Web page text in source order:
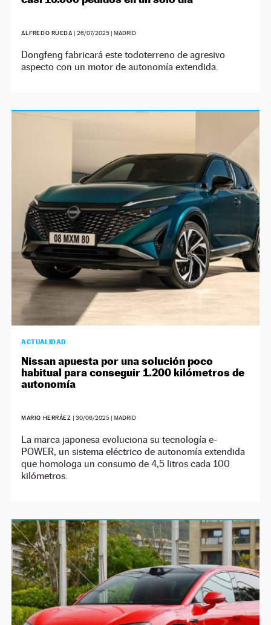
ALFREDO RUEDA | 26/07/2025| MADRID
Dongfeng fabricará este todoterreno de agresivo
aspecto con un motor de autonomía extendida.
ACTUALIDAD
Nissan apuesta por una solución poco
habitual para conseguir 1.200 kilómetros de
autonomía
MARIO HERRÁEZ | 30/06/2025| MADRID
La marca japonesa evoluciona su tecnología e-
POWER, un sistema eléctrico de autonomía extendida
que homologa un consumo de 4,5 litros cada 100
kilómetros.